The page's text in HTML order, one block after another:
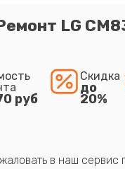
LG
руб
Скидка
до
20%
в наш сервис